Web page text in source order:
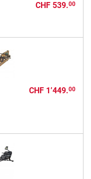
CHF 539.00
CHF 1’449.00